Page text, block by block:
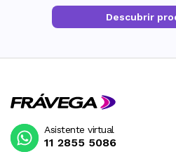
Descubrir
Asistente virtual
11 2855 5086